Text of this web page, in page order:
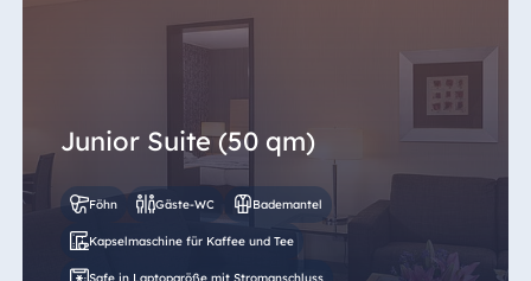
Junior Suite (50 qm)
Föhn Gäste-WC Bademantel
Kapselmaschine für Kaffee und Tee